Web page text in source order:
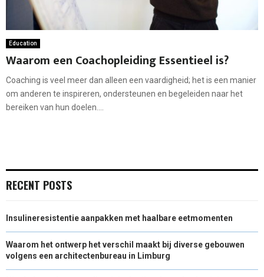
Education
Waarom een Coachopleiding Essentieel is?
Coaching is veel meer dan alleen een vaardigheid; het is een manier
om anderen te inspireren, ondersteunen en begeleiden naar het
bereiken van hun doelen....
RECENT POSTS
Insulineresistentie aanpakken met haalbare eetmomenten
Waarom het ontwerp het verschil maakt bij diverse gebouwen
volgens een architectenbureau in Limburg